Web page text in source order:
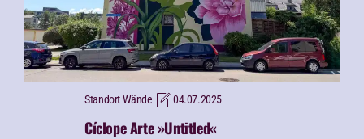
Standort Wände 04.07.2025
Cíclope Arte »Untitled«